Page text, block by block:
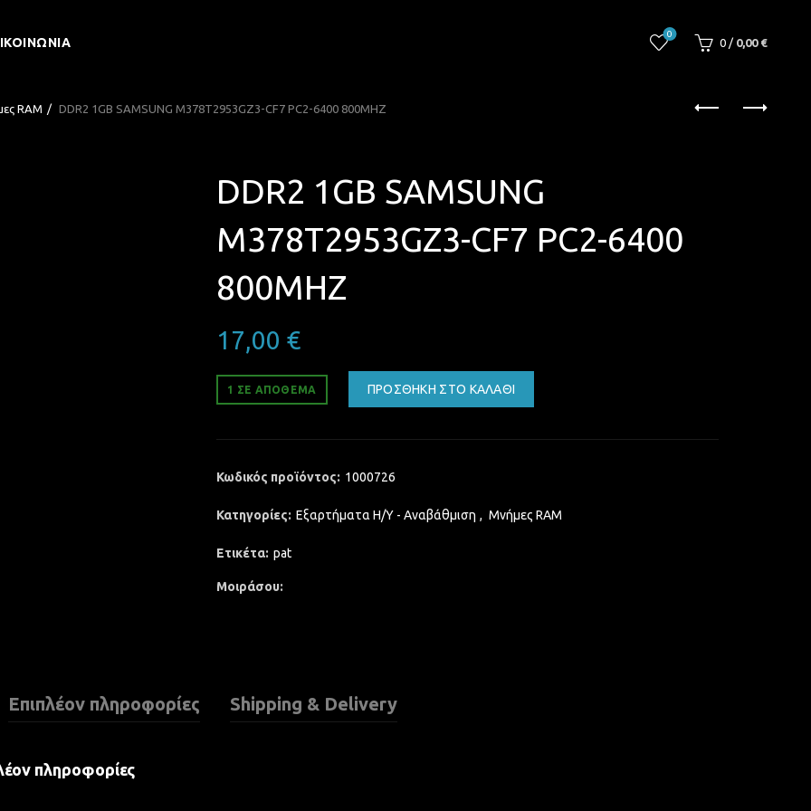
0
0 / 0,00 €
RAM DDR2 1GB SAMSUNG M378T2953GZ3-CF7 PC2-6400 800MHZ
DDR2 1GB SAMSUNG
M378T2953GZ3-CF7 PC2-6400
800MHZ
17,00 €
1 ΣΕ ΑΠΌΘΕΜΑ ΠΡΟΣΘΉΚΗ ΣΤΟ ΚΑΛΆΘΙ
Κωδικός προϊόντος: 1000726
Κατηγορίες: Εξαρτήματα Η/Υ - Αναβάθμιση , Μνήμες RAM
Ετικέτα: pat
Μοιράσου
Επιπλέον πληροφορίες Shipping & Delivery
πληροφορίες